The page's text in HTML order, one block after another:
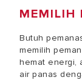
MEMILIH
Butuh
memilih
hemat energi,
air panas